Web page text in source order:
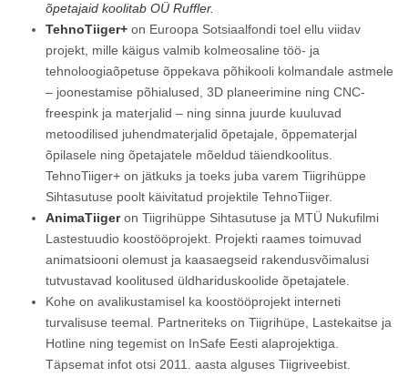
õpetajaid koolitab OÜ Ruffler.
TehnoTiiger+ on Euroopa Sotsiaalfondi toel ellu viidav
projekt, mille käigus valmib kolmeosaline töö- ja
tehnoloogiaõpetuse õppekava põhikooli kolmandale astmele
– joonestamise põhialused, 3D planeerimine ning CNC-
freespink ja materjalid – ning sinna juurde kuuluvad
metoodilised juhendmaterjalid õpetajale, õppematerjal
õpilasele ning õpetajatele mõeldud täiendkoolitus.
TehnoTiiger+ on jätkuks ja toeks juba varem Tiigrihüppe
Sihtasutuse poolt käivitatud projektile TehnoTiiger.
AnimaTiigeron Tiigrihüppe Sihtasutuse ja MTÜ Nukufilmi
Lastestuudio koostööprojekt. Projekti raames toimuvad
animatsiooni olemust ja kaasaegseid rakendusvõimalusi
tutvustavad koolitused üldhariduskoolide õpetajatele.
Kohe on avalikustamisel ka koostööprojekt interneti
turvalisuse teemal. Partneriteks on Tiigrihüpe, Lastekaitse ja
Hotline ning tegemist on InSafe Eesti alaprojektiga.
Täpsemat infot otsi 2011. aasta alguses Tiigriveebist.